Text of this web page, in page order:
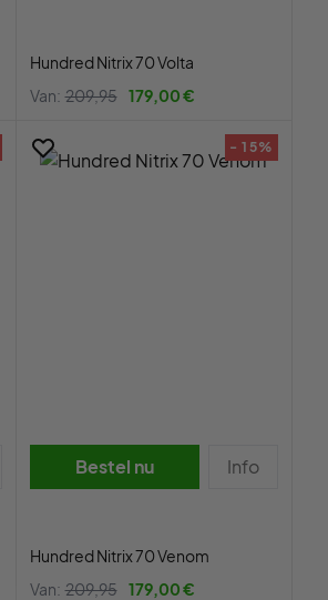
Hundred Nitrix 70 Volta
Van: 209,95 179,00 €
- 15%
Bestel nu Info
Hundred Nitrix 70 Venom
Van: 209,95 179,00 €